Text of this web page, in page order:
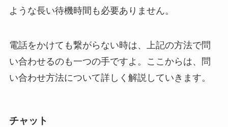
ような長い待機時間も必要ありません。
電話をかけても繋がらない時は、上記の方法で問
い合わせるのも一つの手ですよ。ここからは、問
い合わせ方法について詳しく解説していきます。
チャット